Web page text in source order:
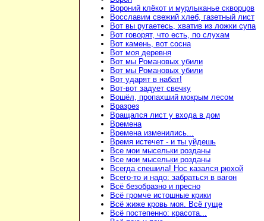
Вороний клёкот и мурлыканье скворцов
Восславим свежий хлеб, газетный лист
Вот вы ругаетесь, хватив из ложки супа
Вот говорят, что есть, по слухам
Вот камень, вот сосна
Вот моя деревня
Вот мы Романовых убили
Вот мы Романовых убили
Вот ударят в набат!
Вот-вот задует свечку
Вошёл, пропахший мокрым лесом
Вразрез
Вращался лист у входа в дом
Времена
Времена изменились...
Время истечет - и ты уйдешь
Все мои мысельки розданы
Все мои мысельки розданы
Всегда спешила! Нос казался рюхой
Всего-то и надо: забраться в вагон
Всё безобразно и пресно
Всё громче истошные крики
Всё жиже кровь моя. Всё гуще
Всё постепенно: красота...